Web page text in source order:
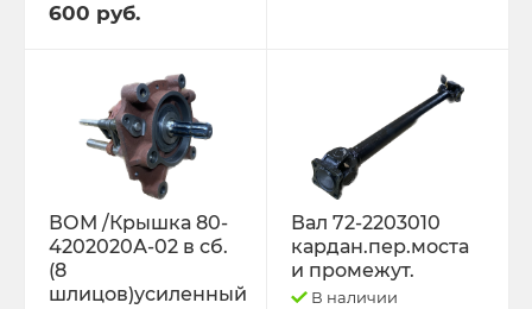
600 руб.
ВОМ /Крышка 80-
4202020А-02 в сб.
(8
шлицов)усиленный
Вал 72-2203010
кардан.пер.моста
и промежут.
В наличии